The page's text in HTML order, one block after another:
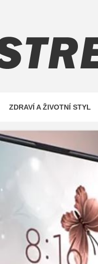
ZDRAVÍ A ŽIVOTNÍ STYL